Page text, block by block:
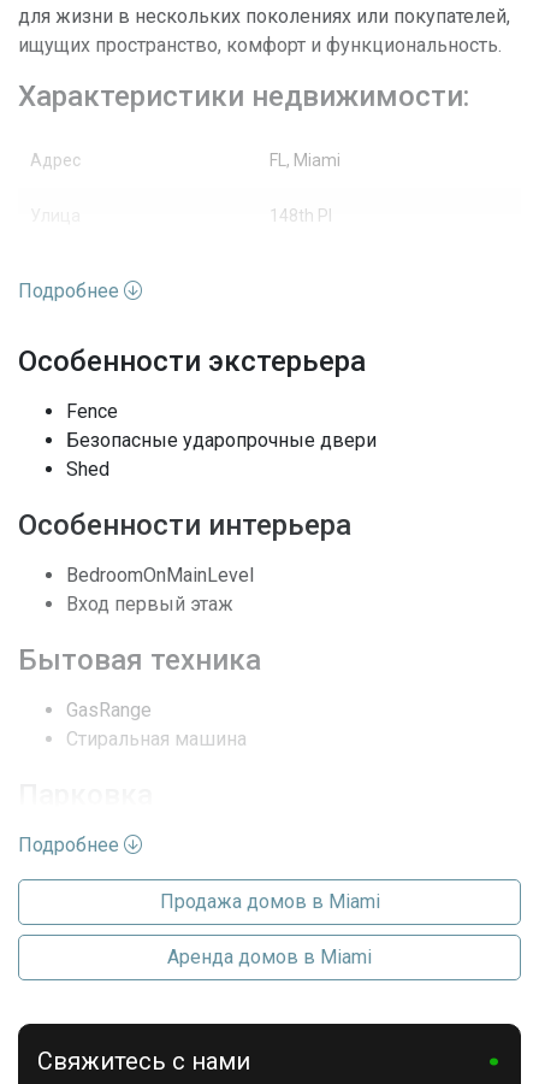
для жизни в нескольких поколениях или покупателей,
ищущих пространство, комфорт и функциональность.
Характеристики недвижимости:
Адрес FL, Miami
148th Pl
None
Архитектурный стиль Отдельно, Одноэтажный
Подробнее
Особенности экстерьера
Fence
Безопасные ударопрочные двери
Shed
Особенности интерьера
BedroomOnMainLevel
Вход первый этаж
Бытовая техника
GasRange
Стиральная машина
Driveway
Подробнее
Продажа домов в Miami
Аренда домов в Miami
Свяжитесь с нами